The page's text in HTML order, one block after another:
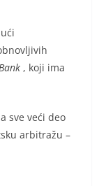
, koji ima
sve veći deo
arbitražu –